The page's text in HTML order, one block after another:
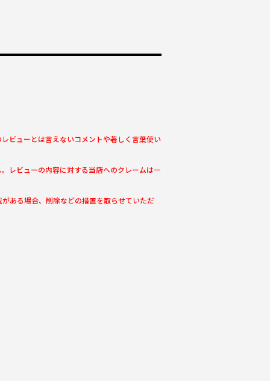
ビューとは言えないコメントや著しく言葉使い
レビューの内容に対する当店へのクレームは一
ある場合、削除などの措置を取らせていただ